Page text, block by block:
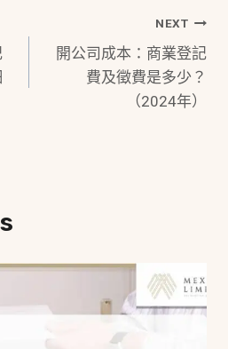
NEXT
開公司成本：商業登記
費及徵費是多少？
（2024年）